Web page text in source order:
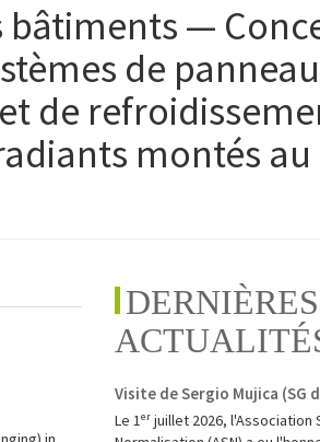
—
de
de
montés au
DERNIÈRES
Visite de Sergio Mujica (SG
Le 1ᵉʳ juillet 2026,